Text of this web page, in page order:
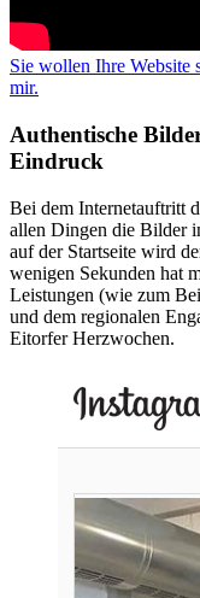
Sie wollen Ihre Website
mir.
Authentische
Eindruck
Bei dem Internetauftritt
allen Dingen die Bilder
auf der Startseite wird
wenigen Sekunden hat
Leistungen (wie zum
und dem regionalen
Eitorfer Herzwochen.